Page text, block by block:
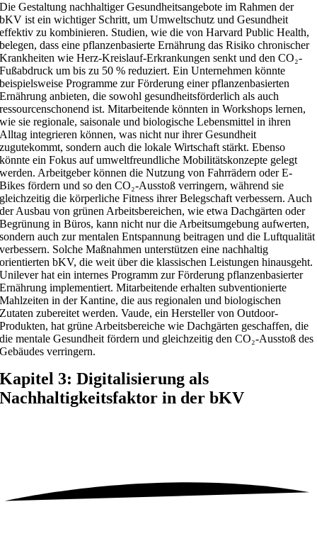
Die Gestaltung nachhaltiger Gesundheitsangebote im Rahmen der
bKV ist ein wichtiger Schritt, um Umweltschutz und Gesundheit
effektiv zu kombinieren. Studien, wie die von Harvard Public Health,
belegen, dass eine pflanzenbasierte Ernährung das Risiko chronischer
Krankheiten wie Herz-Kreislauf-Erkrankungen senkt und den CO₂-
Fußabdruck um bis zu 50 % reduziert. Ein Unternehmen könnte
beispielsweise Programme zur Förderung einer pflanzenbasierten
Ernährung anbieten, die sowohl gesundheitsförderlich als auch
ressourcenschonend ist. Mitarbeitende könnten in Workshops lernen,
wie sie regionale, saisonale und biologische Lebensmittel in ihren
Alltag integrieren können, was nicht nur ihrer Gesundheit
zugutekommt, sondern auch die lokale Wirtschaft stärkt. Ebenso
könnte ein Fokus auf umweltfreundliche Mobilitätskonzepte gelegt
werden. Arbeitgeber können die Nutzung von Fahrrädern oder E-
Bikes fördern und so den CO₂-Ausstoß verringern, während sie
gleichzeitig die körperliche Fitness ihrer Belegschaft verbessern. Auch
der Ausbau von grünen Arbeitsbereichen, wie etwa Dachgärten oder
Begrünung in Büros, kann nicht nur die Arbeitsumgebung aufwerten,
sondern auch zur mentalen Entspannung beitragen und die Luftqualität
verbessern. Solche Maßnahmen unterstützen eine nachhaltig
orientierten bKV, die weit über die klassischen Leistungen hinausgeht.
Unilever hat ein internes Programm zur Förderung pflanzenbasierter
Ernährung implementiert. Mitarbeitende erhalten subventionierte
Mahlzeiten in der Kantine, die aus regionalen und biologischen
Zutaten zubereitet werden. Vaude, ein Hersteller von Outdoor-
Produkten, hat grüne Arbeitsbereiche wie Dachgärten geschaffen, die
die mentale Gesundheit fördern und gleichzeitig den CO₂-Ausstoß des
Gebäudes verringern.
Kapitel 3: Digitalisierung als
Nachhaltigkeitsfaktor in der bKV